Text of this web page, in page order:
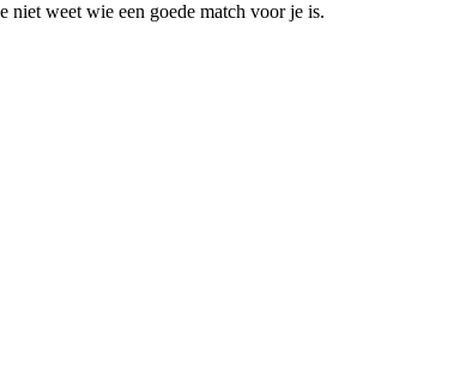
niet weet wie een goede match voor je is.